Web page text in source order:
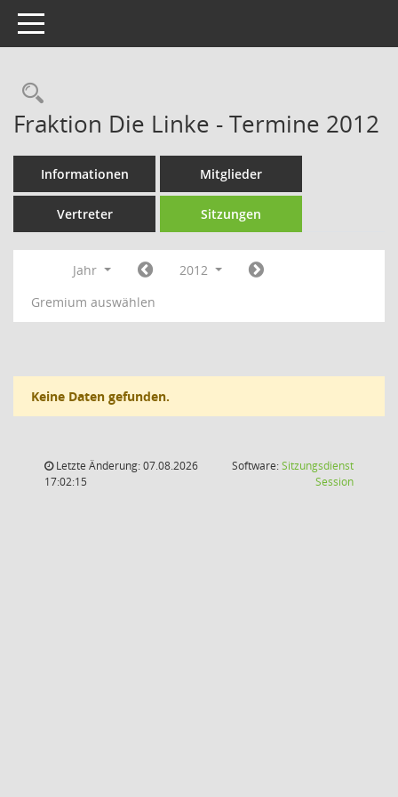
Toggle navigation
Rechercheauswahl
Fraktion Die Linke - Termine 2012
Informationen Mitglieder
Vertreter Sitzungen
Jahr
2012
Gremium auswählen
Keine Daten gefunden.
Letzte Änderung: 07.08.2026
17:02:15
Software:Sitzungsdienst
Session(Wird in